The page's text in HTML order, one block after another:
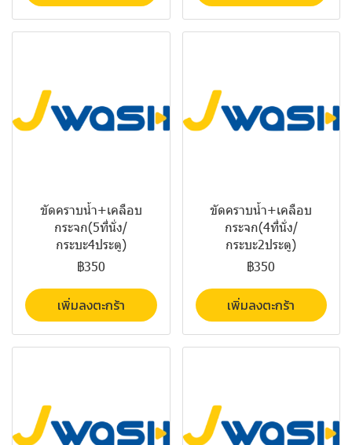
ขัดคราบน้ำ+เคลือบ
กระจก(5ที่นั่ง/
กระบะ4ประตู)
฿350
เพิ่มลงตะกร้า
ขัดคราบน้ำ+เคลือบ
กระจก(4ที่นั่ง/
กระบะ2ประตู)
฿350
เพิ่มลงตะกร้า